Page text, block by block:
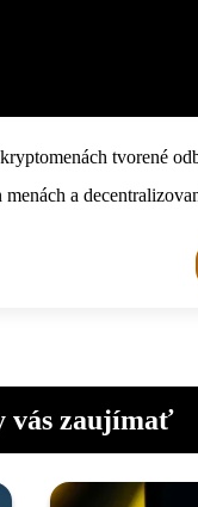
tvorené
a
vás zaujímať